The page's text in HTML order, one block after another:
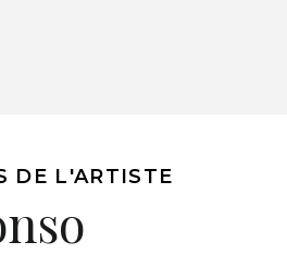
DE L'ARTISTE